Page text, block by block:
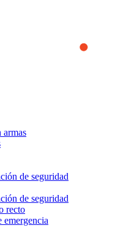
you the best experience
this website, you accept
how the website is used and
more or to find out how
our
armas
de seguridad
de seguridad
recto
emergencia